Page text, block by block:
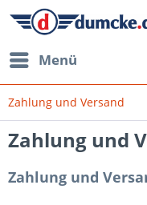
Menü
Zahlung und Versand
Zahlung und
Zahlung und